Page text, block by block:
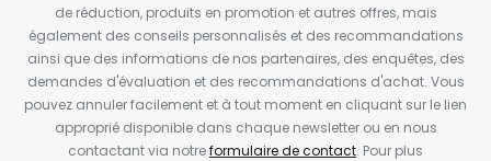
de réduction, produits en promotion et autres offres, mais
également des conseils personnalisés et des recommandations
ainsi que des informations de nos partenaires, des enquêtes, des
demandes d'évaluation et des recommandations d'achat. Vous
pouvez annuler facilement et à tout moment en cliquant sur le lien
approprié disponible dans chaque newsletter ou en nous
contactant via notreformulaire de contact. Pour plus